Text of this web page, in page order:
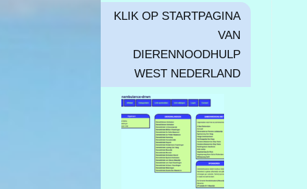
KLIK OP STARTPAGINA
VAN
DIERENNOODHULP
WEST NEDERLAND